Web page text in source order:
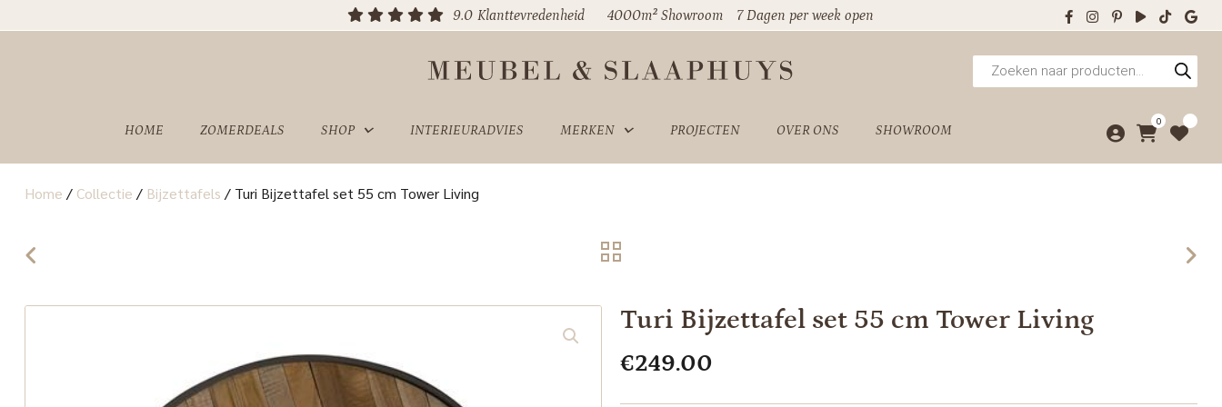
9.0 Klanttevredenheid 4000m² Showroom 7 Dagen per week open
Producten
zoeken
HOME ZOMERDEALS SHOP INTERIEURADVIES MERKEN PROJECTEN OVER ONS SHOWROOM
0
SHOWROOM
Home / Collectie / Bijzettafels / Turi Bijzettafel set 55 cm Tower Living
Turi Bijzettafel set 55 cm Tower Living
€249.00